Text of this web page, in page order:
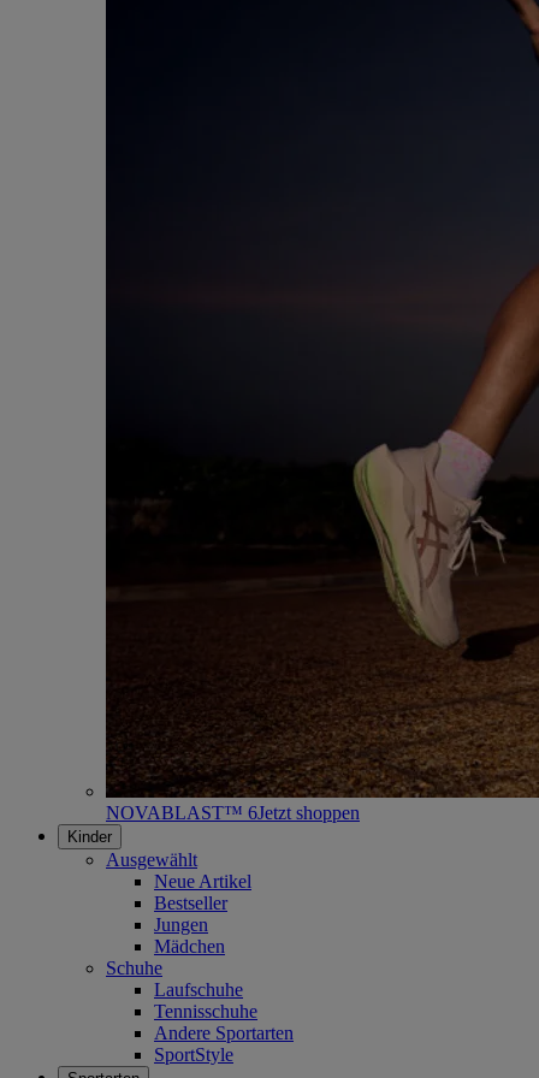
NOVABLAST™ 6Jetzt shoppen
Kinder
Ausgewählt
Neue Artikel
Bestseller
Jungen
Mädchen
Schuhe
Laufschuhe
Tennisschuhe
Andere Sportarten
SportStyle